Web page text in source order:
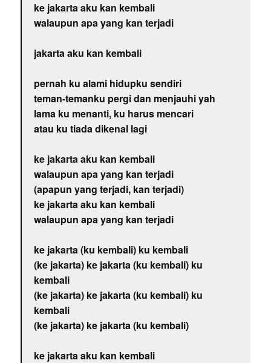
ke jakarta aku kan kembali
walaupun apa yang kan terjadi
jakarta aku kan kembali
pernah ku alami hidupku sendiri
teman-temanku pergi dan menjauhi yah
lama ku menanti, ku harus mencari
atau ku tiada dikenal lagi
ke jakarta aku kan kembali
walaupun apa yang kan terjadi
(apapun yang terjadi, kan terjadi)
ke jakarta aku kan kembali
walaupun apa yang kan terjadi
ke jakarta (ku kembali) ku kembali
(ke jakarta) ke jakarta (ku kembali) ku
kembali
(ke jakarta) ke jakarta (ku kembali) ku
kembali
(ke jakarta) ke jakarta (ku kembali)
ke jakarta aku kan kembali